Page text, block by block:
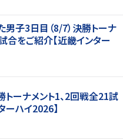
子3日目（8/7）決勝トーナ
合をご紹介【近畿インター
トーナメント1、2回戦全21試
ーハイ2026】